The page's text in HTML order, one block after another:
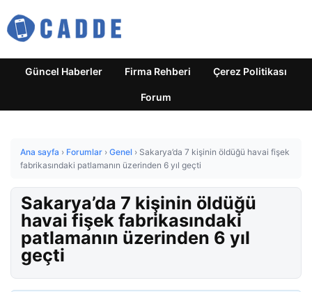
Güncel Haberler Firma Rehberi Çerez Politikası
Forum
Ana sayfa › Forumlar › Genel › Sakarya’da 7 kişinin öldüğü havai fişek
fabrikasındaki patlamanın üzerinden 6 yıl geçti
Sakarya’da 7 kişinin öldüğü
havai fişek fabrikasındaki
patlamanın üzerinden 6 yıl
geçti